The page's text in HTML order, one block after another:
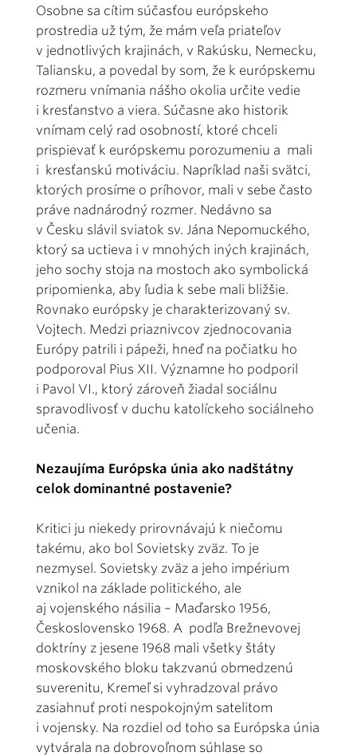
Osobne sa cítim súčasťou európskeho
prostredia už tým, že mám veľa priateľov
v jednotlivých krajinách, v Rakúsku, Nemecku,
Taliansku, a povedal by som, že k európskemu
rozmeru vnímania nášho okolia určite vedie
i kresťanstvo a viera. Súčasne ako historik
vnímam celý rad osobností, ktoré chceli
prispievať k európskemu porozumeniu a mali
i kresťanskú motiváciu. Napríklad naši svätci,
ktorých prosíme o príhovor, mali v sebe často
práve nadnárodný rozmer. Nedávno sa
v Česku slávil sviatok sv. Jána Nepomuckého,
ktorý sa uctieva i v mnohých iných krajinách,
jeho sochy stoja na mostoch ako symbolická
pripomienka, aby ľudia k sebe mali bližšie.
Rovnako európsky je charakterizovaný sv.
Vojtech. Medzi priaznivcov zjednocovania
Európy patrili i pápeži, hneď na počiatku ho
podporoval Pius XII. Významne ho podporil
i Pavol VI., ktorý zároveň žiadal sociálnu
spravodlivosť v duchu katolíckeho sociálneho
učenia.
Nezaujíma Európska únia ako nadštátny
celok dominantné postavenie?
Kritici ju niekedy prirovnávajú k niečomu
takému, ako bol Sovietsky zväz. To je
nezmysel. Sovietsky zväz a jeho impérium
vznikol na základe politického, ale
aj vojenského násilia – Maďarsko 1956,
Československo 1968. A podľa Brežnevovej
doktríny z jesene 1968 mali všetky štáty
moskovského bloku takzvanú obmedzenú
suverenitu, Kremeľ si vyhradzoval právo
zasiahnuť proti nespokojným satelitom
i vojensky. Na rozdiel od toho sa Európska únia
vytvárala na dobrovoľnom súhlase so